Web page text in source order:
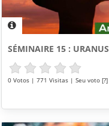
SÉMINAIRE 15 : URANUS
0 Votos | 771 Visitas | Seu voto [?]